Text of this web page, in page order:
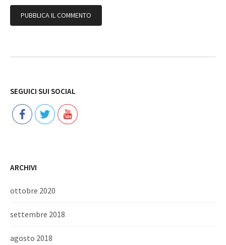
SEGUICI SUI SOCIAL
ARCHIVI
ottobre 2020
settembre 2018
agosto 2018